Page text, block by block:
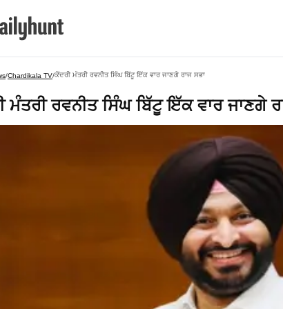
/Chardikala TV/ਕੇਂਦਰੀ ਮੰਤਰੀ ਰਵਨੀਤ ਸਿੰਘ ਬਿੱਟੂ ਇੱਕ ਵਾਰ ਜਾਣਗੇ ਰਾਜ ਸਭਾ
ਮੰਤਰੀ ਰਵਨੀਤ ਸਿੰਘ ਬਿੱਟੂ ਇੱਕ ਵਾਰ ਜਾਣਗੇ